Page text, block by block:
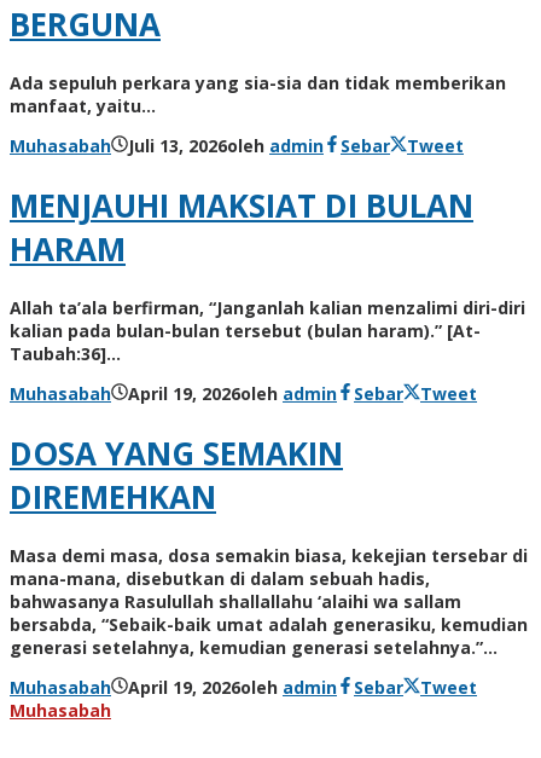
BERGUNA
Ada sepuluh perkara yang sia-sia dan tidak memberikan
manfaat, yaitu…
Muhasabah
Juli 13, 2026oleh admin Sebar Tweet
MENJAUHI MAKSIAT DI BULAN
HARAM
Allah ta’ala berfirman, “Janganlah kalian menzalimi diri-diri
kalian pada bulan-bulan tersebut (bulan haram).” [At-
Taubah:36]…
Muhasabah
April 19, 2026oleh admin Sebar Tweet
DOSA YANG SEMAKIN
DIREMEHKAN
Masa demi masa, dosa semakin biasa, kekejian tersebar di
mana-mana, disebutkan di dalam sebuah hadis,
bahwasanya Rasulullah shallallahu ‘alaihi wa sallam
bersabda, “Sebaik-baik umat adalah generasiku, kemudian
generasi setelahnya, kemudian generasi setelahnya.”…
Muhasabah
April 19, 2026oleh admin Sebar
Tweet
Muhasabah